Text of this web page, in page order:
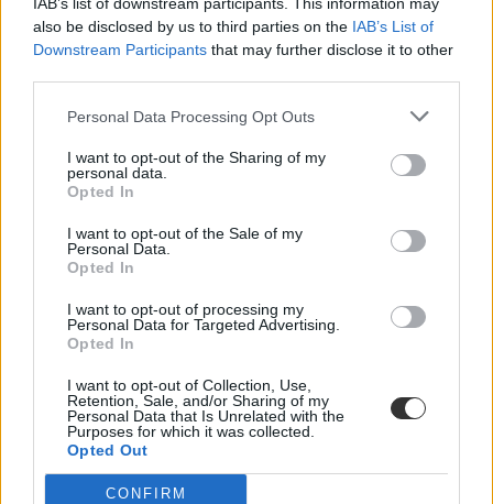
also be disclosed by us to third parties on the IAB’s List of
Downstream Participants that may further disclose it to other
Personal Data Processing Opt Outs
I want to opt-out of the Sharing of my
personal data.
Opted In
I want to opt-out of the Sale of my
Personal Data.
Opted In
I want to opt-out of processing my
Personal Data for Targeted Advertising.
Opted In
I want to opt-out of Collection, Use,
Retention, Sale, and/or Sharing of my
Personal Data that Is Unrelated with the
Purposes for which it was collected.
Opted Out
CONFIRM